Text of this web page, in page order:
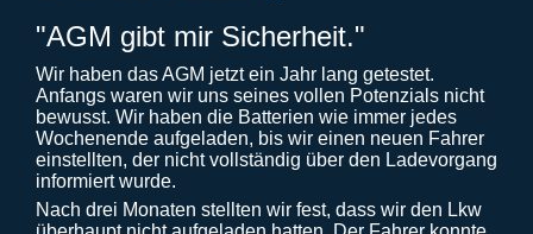
"AGM gibt mir Sicherheit."
Wir haben das AGM jetzt ein Jahr lang getestet.
Anfangs waren wir uns seines vollen Potenzials nicht
bewusst. Wir haben die Batterien wie immer jedes
Wochenende aufgeladen, bis wir einen neuen Fahrer
einstellten, der nicht vollständig über den Ladevorgang
informiert wurde.
Nach drei Monaten stellten wir fest, dass wir den Lkw